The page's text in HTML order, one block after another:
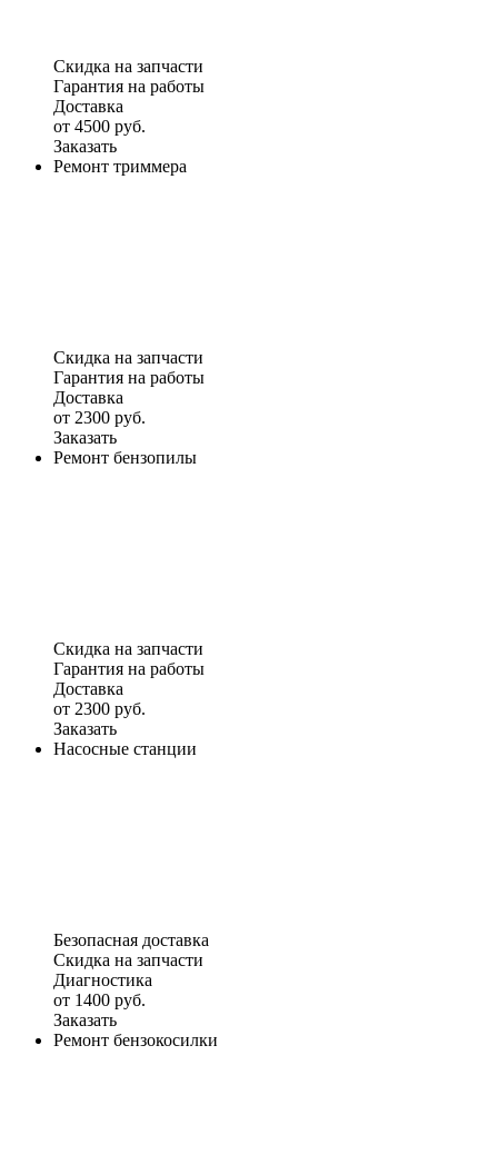
Скидка на запчасти
Гарантия на работы
Доставка
от 4500 руб.
Заказать
Ремонт триммера
Скидка на запчасти
Гарантия на работы
Доставка
от 2300 руб.
Заказать
Ремонт бензопилы
Скидка на запчасти
Гарантия на работы
Доставка
от 2300 руб.
Заказать
Насосные станции
Безопасная доставка
Скидка на запчасти
Диагностика
от 1400 руб.
Заказать
Ремонт бензокосилки